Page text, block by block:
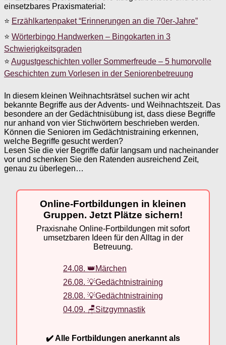
einsetzbares Praxismaterial:
⭐ Erzählkartenpaket “Erinnerungen an die 70er-Jahre”
⭐ Wörterbingo Handwerken – Bingokarten in 3
Schwierigkeitsgraden
⭐ Augustgeschichten voller Sommerfreude – 5 humorvolle
Geschichten zum Vorlesen in der Seniorenbetreuung
In diesem kleinen Weihnachtsrätsel suchen wir acht
bekannte Begriffe aus der Advents- und Weihnachtszeit. Das
besondere an der Gedächtnisübung ist, dass diese Begriffe
nur anhand von vier Stichwörtern beschrieben werden.
Können die Senioren im Gedächtnistraining erkennen,
welche Begriffe gesucht werden?
Lesen Sie die vier Begriffe dafür langsam und nacheinander
vor und schenken Sie den Ratenden ausreichend Zeit,
genau zu überlegen…
Online-Fortbildungen in kleinen
Gruppen. Jetzt Plätze sichern!
Praxisnahe Online-Fortbildungen mit sofort
umsetzbaren Ideen für den Alltag in der
Betreuung.
24.08. 👑Märchen
26.08. 💡Gedächtnistraining
28.08. 💡Gedächtnistraining
04.09. 🪑Sitzgymnastik
✔️ Alle Fortbildungen anerkannt als